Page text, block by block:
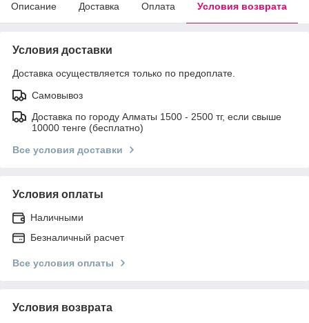
Описание Доставка Оплата Условия возврата
Условия доставки
Доставка осуществляется только по предоплате.
Самовывоз
Доставка по городу Алматы 1500 - 2500 тг, если свыше
10000 тенге (бесплатно)
Все условия доставки
Условия оплаты
Наличными
Безналичный расчет
Все условия оплаты
Условия возврата